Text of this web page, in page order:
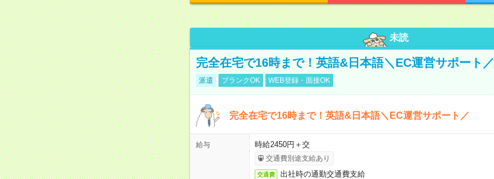
未読
完全在宅で16時まで！英語&日本語＼EC運営サポート／
派遣 ブランクOK WEB登録・面接OK
完全在宅で16時まで！英語&日本語＼EC運営サポート／
給与 時給2450円＋交
交通費別途支給あり
交通費 出社時の通勤交通費支給